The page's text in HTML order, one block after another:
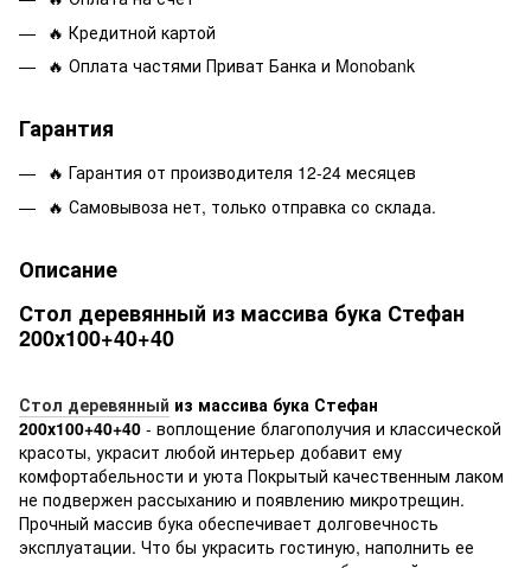
🔥 Кредитной картой
🔥 Оплата частями Приват Банка и Monobank
Гарантия
🔥 Гарантия от производителя 12-24 месяцев
🔥 Самовывоза нет, только отправка со склада.
Описание
Стол деревянный из массива бука Стефан
200х100+40+40
Стол деревянный из массива бука Стефан
200х100+40+40 - воплощение благополучия и классической
красоты, украсит любой интерьер добавит ему
комфортабельности и уюта Покрытый качественным лаком
не подвержен рассыханию и появлению микротрещин.
Прочный массив бука обеспечивает долговечность
эксплуатации. Что бы украсить гостиную, наполнить ее